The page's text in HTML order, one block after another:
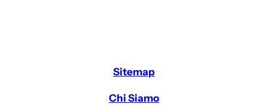
Sitemap
Chi Siamo